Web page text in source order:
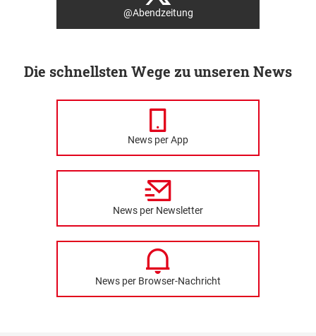
@Abendzeitung
Die schnellsten Wege zu unseren News
News per App
News per Newsletter
News per Browser-Nachricht